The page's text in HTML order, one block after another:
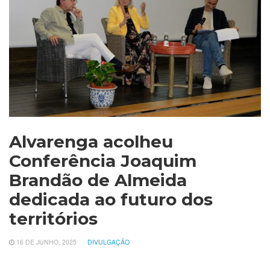
Alvarenga acolheu
Conferência Joaquim
Brandão de Almeida
dedicada ao futuro dos
territórios
16 DE JUNHO, 2025 DIVULGAÇÃO